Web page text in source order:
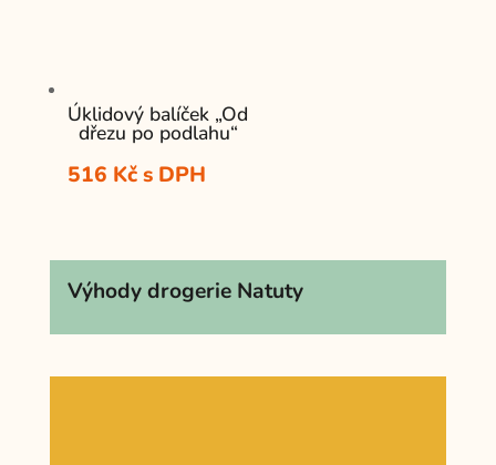
Úklidový balíček „Od
dřezu po podlahu“
516 Kč s DPH
Výhody drogerie Natuty